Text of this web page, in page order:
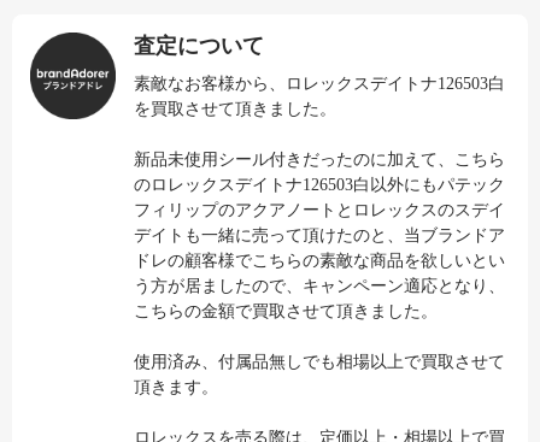
査定について
素敵なお客様から、ロレックスデイトナ126503白
を買取させて頂きました。
新品未使用シール付きだったのに加えて、こちら
のロレックスデイトナ126503白以外にもパテック
フィリップのアクアノートとロレックスのスデイ
デイトも一緒に売って頂けたのと、当ブランドア
ドレの顧客様でこちらの素敵な商品を欲しいとい
う方が居ましたので、キャンペーン適応となり、
こちらの金額で買取させて頂きました。
使用済み、付属品無しでも相場以上で買取させて
頂きます。
ロレックスを売る際は、定価以上・相場以上で買